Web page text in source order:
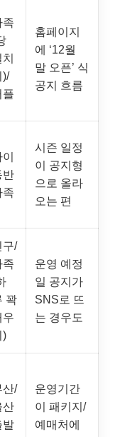
족
)/
플
홈페이지
에 ‘12월
말 오픈’ 식
공지 흐름
반
족
시즌 일정
이 공지형
으로 올라
오는 편
구/
족
꽉
우
)
운영 예정
일 공지가
SNS로 뜨
는 경우도
산/
산
발
운영기간
이 패키지/
예매처에